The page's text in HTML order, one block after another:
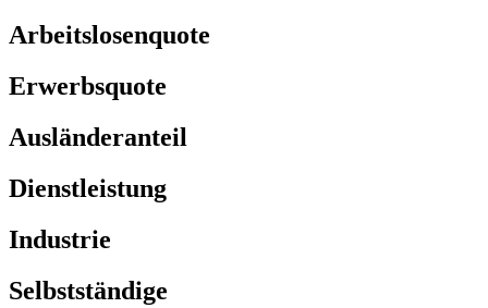
Arbeitslosenquote
Erwerbsquote
Ausländeranteil
Dienstleistung
Industrie
Selbstständige